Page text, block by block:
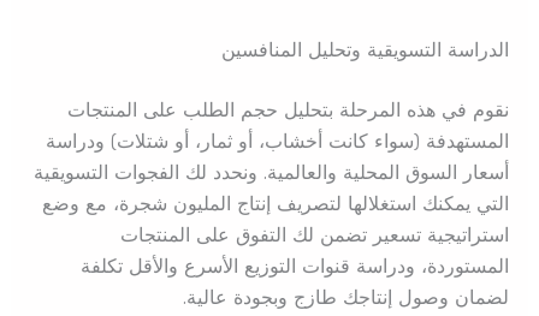
الدراسة التسويقية وتحليل المنافسين
نقوم في هذه المرحلة بتحليل حجم الطلب على المنتجات
المستهدفة (سواء كانت أخشاب، أو ثمار، أو شتلات) ودراسة
أسعار السوق المحلية والعالمية. ونحدد لك الفجوات التسويقية
التي يمكنك استغلالها لتصريف إنتاج المليون شجرة، مع وضع
استراتيجية تسعير تضمن لك التفوق على المنتجات
المستوردة، ودراسة قنوات التوزيع الأسرع والأقل تكلفة
لضمان وصول إنتاجك طازج وبجودة عالية.